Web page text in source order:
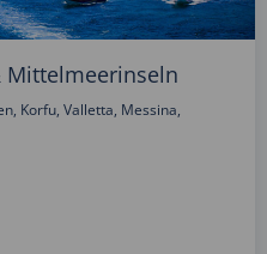
Mittelmeerinseln
Korfu, Valletta, Messina,